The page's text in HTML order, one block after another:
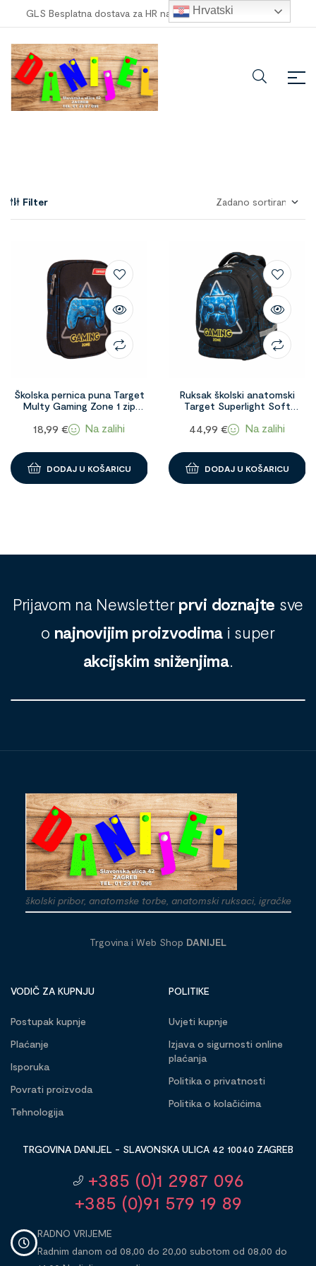
GLS Besplatna dostava za HR narudžbe veće od 100,00 €
Filter
Školska pernica puna Target
Multy Gaming Zone 1 zip
18,99 € Na zalihi
DODAJ U KOŠARICU
Ruksak školski anatomski
Target Superlight Soft
44,99€ Na zalihi
DODAJ U KOŠARICU
Prijavom na Newsletter prvi doznajte sve
o najnovijim proizvodima i super
akcijskim sniženjima.
školski pribor, anatomske torbe, anatomski ruksaci, igračke
Trgovina i Web Shop DANIJEL
VODIČ ZA KUPNJU
Postupak kupnje
Plaćanje
Isporuka
Povrati proizvoda
Tehnologija
POLITIKE
Uvjeti kupnje
Izjava o sigurnosti online
plaćanja
Politika o privatnosti
Politika o kolačićima
TRGOVINA DANIJEL - SLAVONSKA ULICA 42 10040 ZAGREB
+385 (0)1 2987 096
+385 (0)91 579 19 89
RADNO VRIJEME
Radnim danom od 08,00 do 20,00 subotom od 08,00 do
Hrvatski